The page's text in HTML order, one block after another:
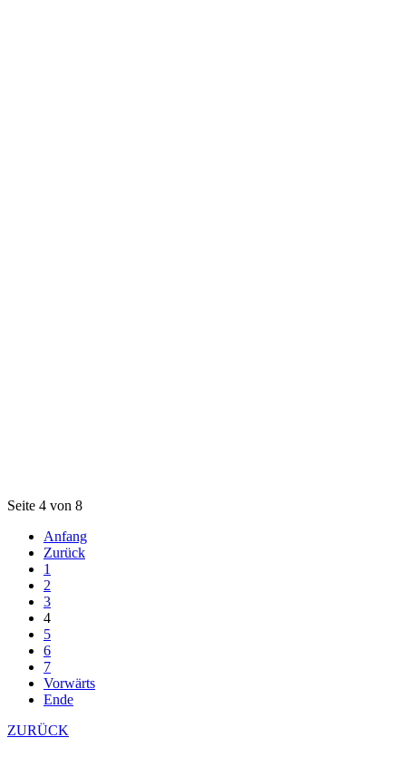
Seite 4 von 8
Anfang
Zurück
1
2
3
4
5
6
7
Vorwärts
Ende
ZURÜCK